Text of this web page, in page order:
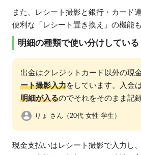
また、レシート撮影と銀行・カード
便利な「レシート置き換え」の機能
明細の種類で使い分けしている
出金はクレジットカード以外の現
ート撮影入力をしています。入金
明細が入るのでそれをそのまま記
りょ さん（20代 女性 学生）
現金支払いはレシート撮影で入力し